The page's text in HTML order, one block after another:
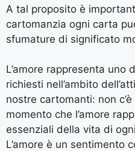
A tal proposito è
cartomanzia ogni carta
sfumature di significato
L’amore rappresenta
richiesti nell’ambito
nostre cartomanti: non
momento che l’amore
essenziali della vita di
L’amore è un sentimento